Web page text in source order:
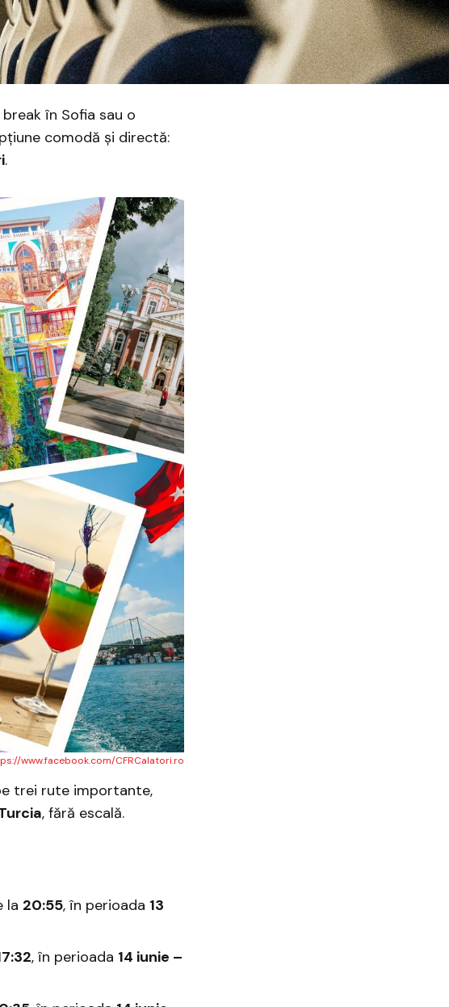
în Sofia sau o
comodă și directă:
.
www.facebook.com/CFRCalatori.ro
trei rute importante,
, fără escală.
la 20:55, în perioada 13
, în perioada 14 iunie –